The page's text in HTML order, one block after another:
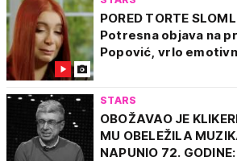
PORED TORTE
Potresna objava na
Popović, vrlo
STARS
OBOŽAVAO JE
MU OBELEŽILA
NAPUNIO 72.